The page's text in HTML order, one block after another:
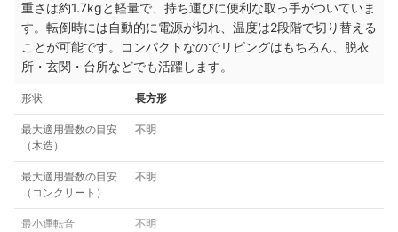
重さは約1.7kgと軽量で、持ち運びに便利な取っ手がついていま
す。転倒時には自動的に電源が切れ、温度は2段階で切り替える
ことが可能です。コンパクトなのでリビングはもちろん、脱衣
所・玄関・台所などでも活躍します。
形状 長方形
最大適用畳数の目安
（木造）
不明
最大適用畳数の目安
（コンクリート）
不明
最小運転音 不明